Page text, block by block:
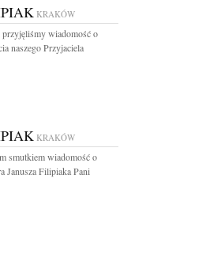
KRAKÓW
przyjęliśmy wiadomość o
naszego Przyjaciela
KRAKÓW
smutkiem wiadomość o
Janusza Filipiaka Pani